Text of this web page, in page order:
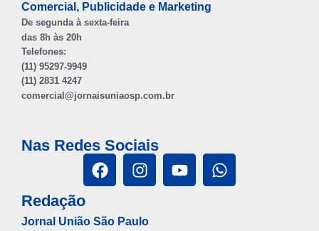
Comercial, Publicidade e Marketing
De segunda à sexta-feira
das 8h às 20h
Telefones:
(11) 95297-9949
(11) 2831 4247
comercial@jornaisuniaosp.com.br
Nas Redes Sociais
Redação
Jornal União São Paulo